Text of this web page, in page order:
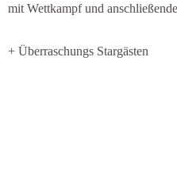
mit Wettkampf und
+ Überraschungs Stargästen